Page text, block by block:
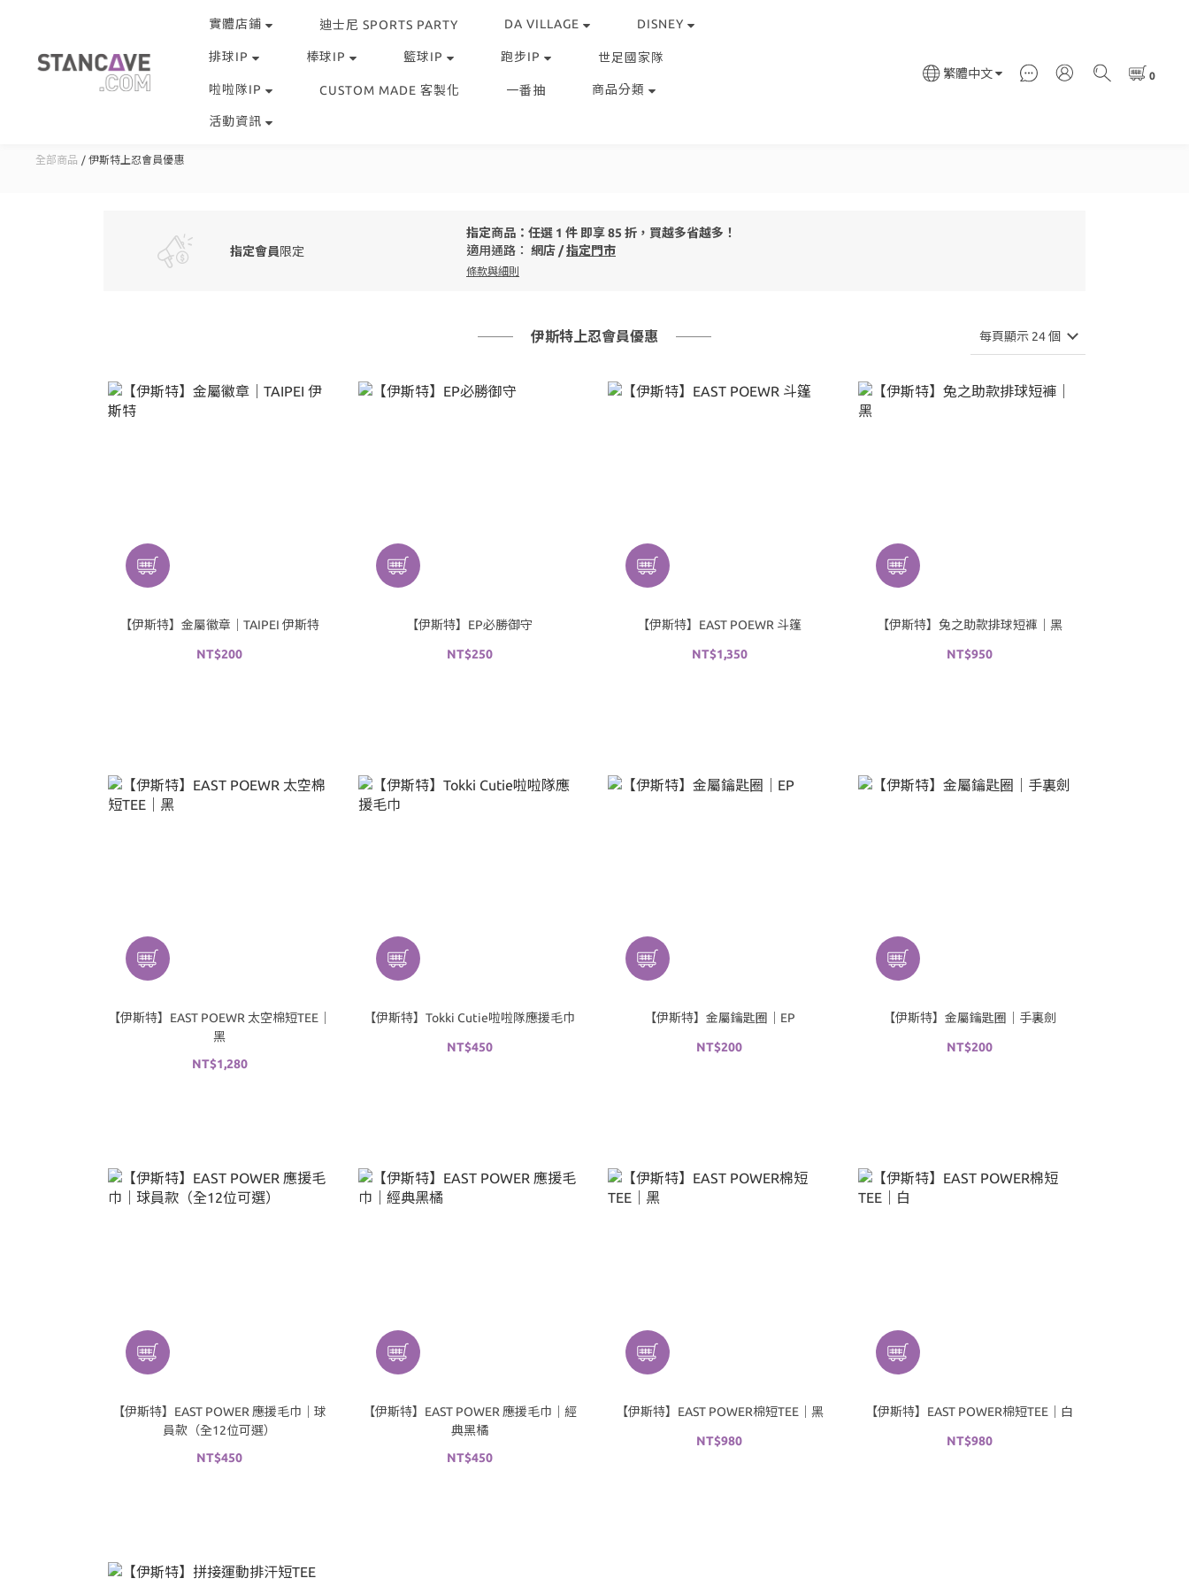
實體店鋪 迪士尼 SPORTS PARTY DA VILLAGE DISNEY
排球IP 棒球IP 籃球IP 跑步IP 世足國家隊
啦啦隊IP CUSTOM MADE 客製化 一番抽 商品分類
活動資訊
繁體中文
全部商品 伊斯特上忍會員優惠
指定會員限定
指定商品：任選 1 件 即享 85 折，買越多省越多！
適用通路： 網店 /指定門市
條款與細則
伊斯特上忍會員優惠 每頁顯示 24 個
【伊斯特】金屬徽章｜TAIPEI 伊斯特
NT$200
【伊斯特】EP必勝御守
NT$250
【伊斯特】EAST POEWR 斗篷
NT$1,350
【伊斯特】兔之助款排球短褲｜黑
NT$950
【伊斯特】EAST POEWR 太空棉短TEE｜
黑
NT$1,280
【伊斯特】Tokki Cutie啦啦隊應援毛巾
NT$450
【伊斯特】金屬鑰匙圈｜EP
NT$200
【伊斯特】金屬鑰匙圈｜手裏劍
NT$200
【伊斯特】EAST POWER 應援毛巾｜球
員款（全12位可選）
NT$450
【伊斯特】EAST POWER 應援毛巾｜經
典黑橘
NT$450
【伊斯特】EAST POWER棉短TEE｜黑
NT$980
【伊斯特】EAST POWER棉短TEE｜白
NT$980